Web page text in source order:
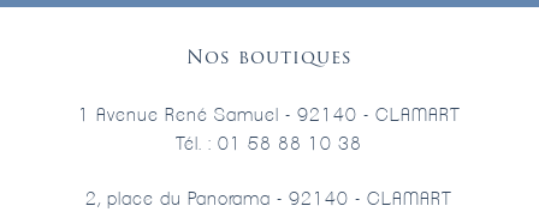
Nos boutiques
1 Avenue René Samuel - 92140 - CLAMART
Tél. : 01 58 88 10 38
2, place du Panorama - 92140 - CLAMART